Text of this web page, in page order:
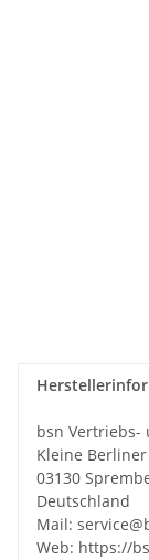
bsn Vertriebs-
Kleine Berliner
03130
Deutschland
Mail:
Web: https://